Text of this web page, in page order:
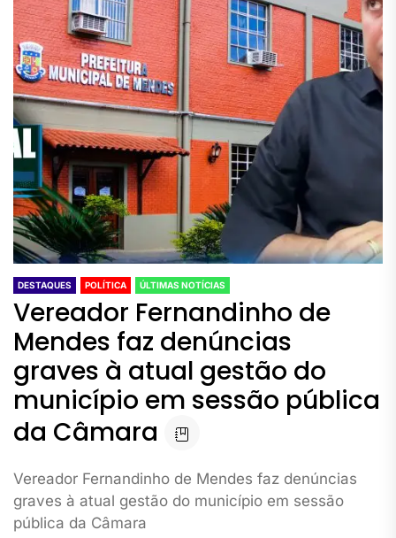
DESTAQUES POLÍTICA ÚLTIMAS NOTÍCIAS
Vereador Fernandinho de
Mendes faz denúncias
graves à atual gestão do
município em sessão pública
da Câmara
Vereador Fernandinho de Mendes faz denúncias
graves à atual gestão do município em sessão
pública da Câmara